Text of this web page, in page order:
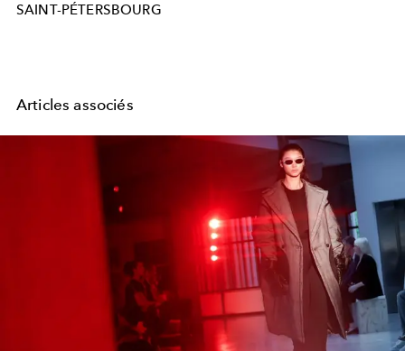
SAINT-PÉTERSBOURG
Articles associés